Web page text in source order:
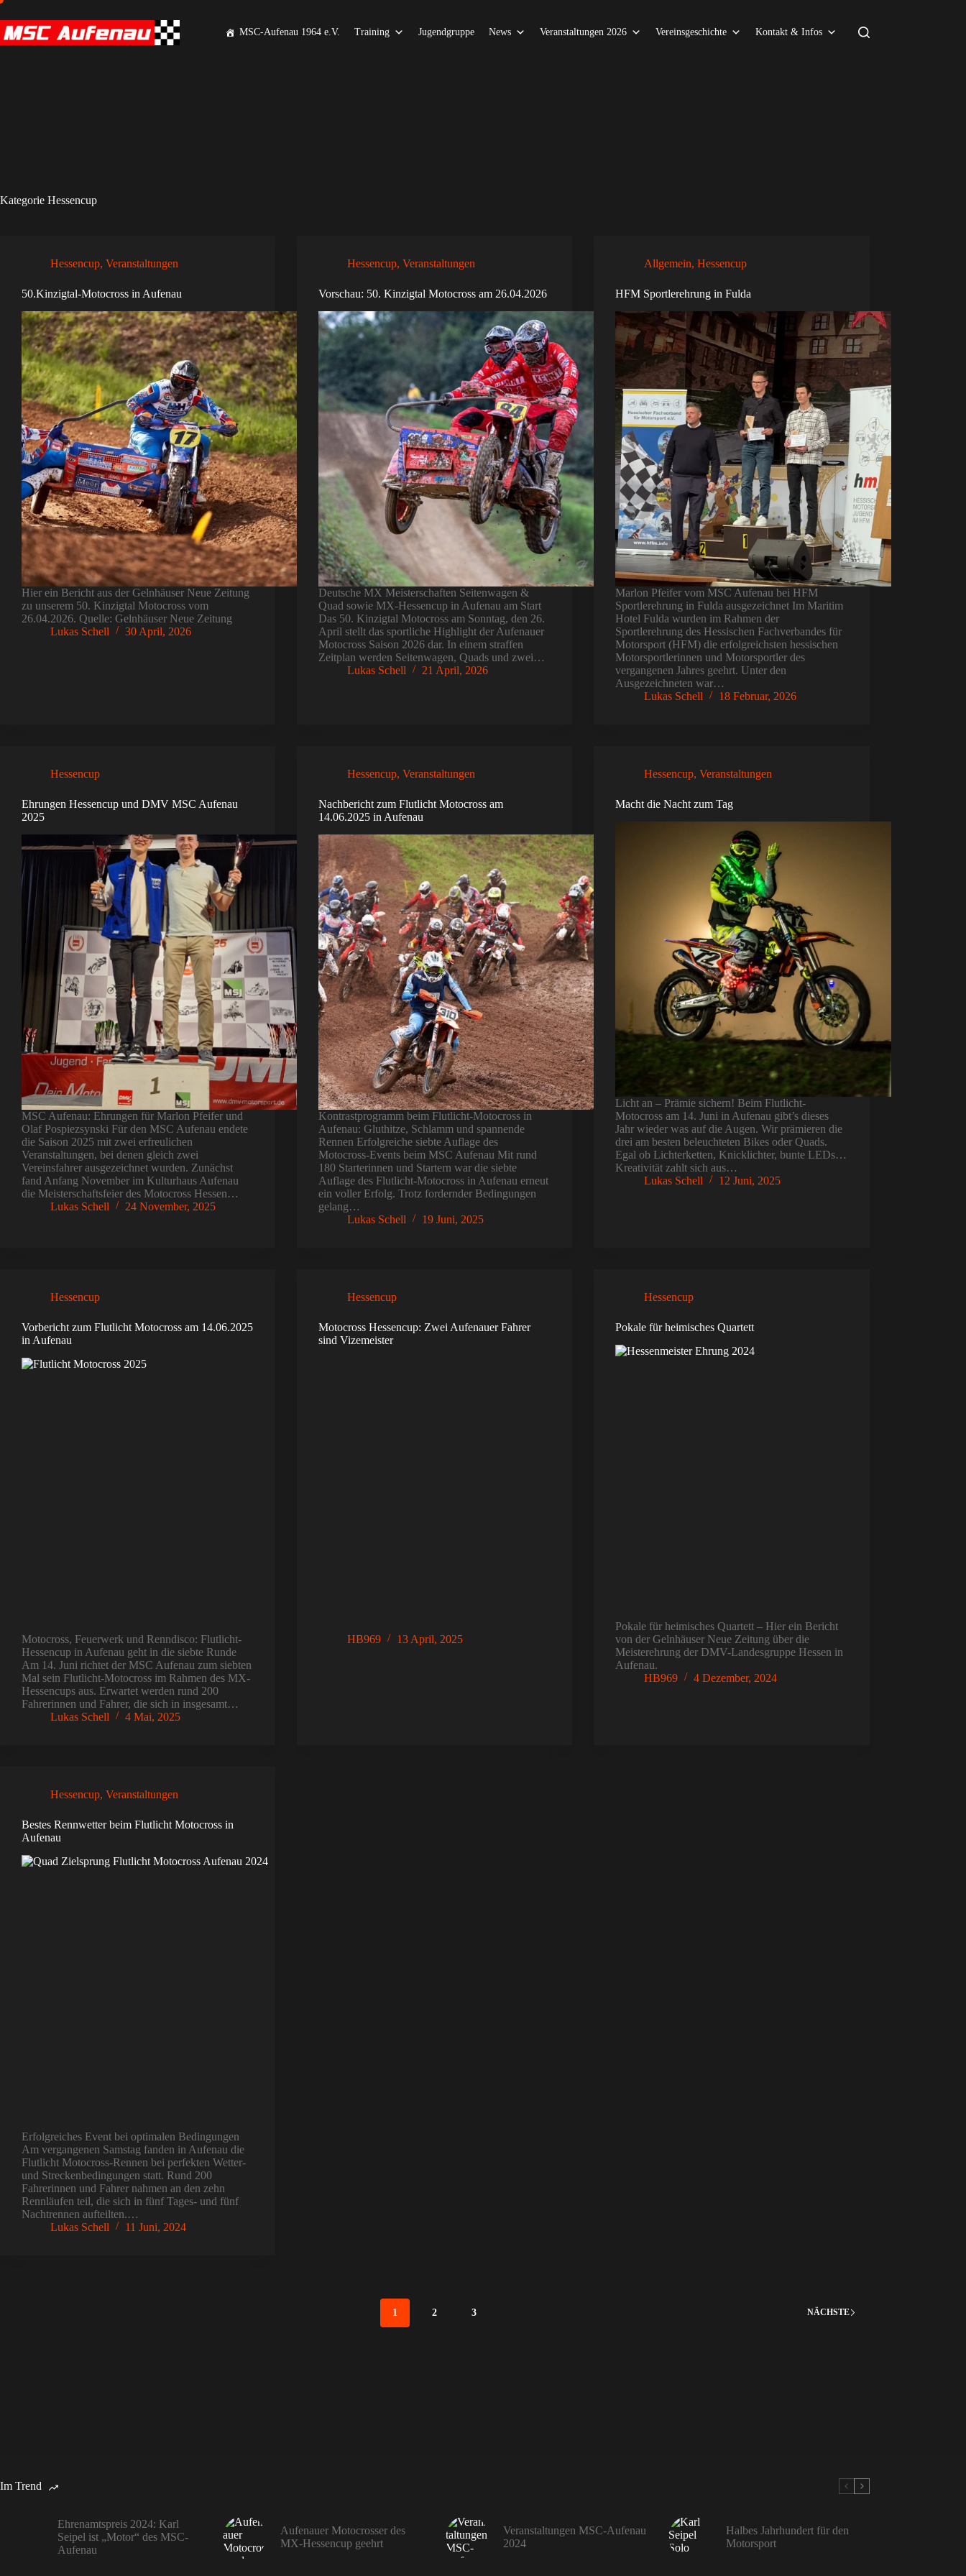
MSC-Aufenau 1964 e.V. Training Jugendgruppe News Veranstaltungen 2026 Vereinsgeschichte Kontakt & Infos
Kategorie Hessencup
Hessencup, Veranstaltungen
50.Kinzigtal-Motocross in Aufenau
Hier ein Bericht aus der Gelnhäuser Neue Zeitung
zu unserem 50. Kinzigtal Motocross vom
26.04.2026. Quelle: Gelnhäuser Neue Zeitung
Lukas Schell
30 April, 2026
Hessencup,Veranstaltungen
Vorschau: 50. Kinzigtal Motocross am 26.04.2026
Deutsche MX Meisterschaften Seitenwagen &
Quad sowie MX-Hessencup in Aufenau am Start
Das 50. Kinzigtal Motocross am Sonntag, den 26.
April stellt das sportliche Highlight der Aufenauer
Motocross Saison 2026 dar. In einem straffen
Zeitplan werden Seitenwagen, Quads und zwei…
Lukas Schell
21 April, 2026
Allgemein,Hessencup
HFM Sportlerehrung in Fulda
Marlon Pfeifer vom MSC Aufenau bei HFM
Sportlerehrung in Fulda ausgezeichnet Im Maritim
Hotel Fulda wurden im Rahmen der
Sportlerehrung des Hessischen Fachverbandes für
Motorsport (HFM) die erfolgreichsten hessischen
Motorsportlerinnen und Motorsportler des
vergangenen Jahres geehrt. Unter den
Ausgezeichneten war…
Lukas Schell
18 Februar, 2026
Hessencup
Ehrungen Hessencup und DMV MSC Aufenau
2025
MSC Aufenau: Ehrungen für Marlon Pfeifer und
Olaf Pospiezsynski Für den MSC Aufenau endete
die Saison 2025 mit zwei erfreulichen
Veranstaltungen, bei denen gleich zwei
Vereinsfahrer ausgezeichnet wurden. Zunächst
fand Anfang November im Kulturhaus Aufenau
die Meisterschaftsfeier des Motocross Hessen…
Lukas Schell
24 November, 2025
Hessencup,Veranstaltungen
Nachbericht zum Flutlicht Motocross am
14.06.2025 in Aufenau
Kontrastprogramm beim Flutlicht-Motocross in
Aufenau: Gluthitze, Schlamm und spannende
Rennen Erfolgreiche siebte Auflage des
Motocross-Events beim MSC Aufenau Mit rund
180 Starterinnen und Startern war die siebte
Auflage des Flutlicht-Motocross in Aufenau erneut
ein voller Erfolg. Trotz fordernder Bedingungen
gelang…
Lukas Schell
19 Juni, 2025
Hessencup,Veranstaltungen
Macht die Nacht zum Tag
Licht an – Prämie sichern! Beim Flutlicht-
Motocross am 14. Juni in Aufenau gibt’s dieses
Jahr wieder was auf die Augen. Wir prämieren die
drei am besten beleuchteten Bikes oder Quads.
Egal ob Lichterketten, Knicklichter, bunte LEDs…
Kreativität zahlt sich aus…
Lukas Schell
12 Juni, 2025
Hessencup
Vorbericht zum Flutlicht Motocross am 14.06.2025
in Aufenau
Motocross, Feuerwerk und Renndisco: Flutlicht-
Hessencup in Aufenau geht in die siebte Runde
Am 14. Juni richtet der MSC Aufenau zum siebten
Mal sein Flutlicht-Motocross im Rahmen des MX-
Hessencups aus. Erwartet werden rund 200
Fahrerinnen und Fahrer, die sich in insgesamt…
Lukas Schell
4 Mai, 2025
Hessencup
Motocross Hessencup: Zwei Aufenauer Fahrer
sind Vizemeister
HB969 13 April, 2025
Hessencup
Pokale für heimisches Quartett
Pokale für heimisches Quartett – Hier ein Bericht
von der Gelnhäuser Neue Zeitung über die
Meisterehrung der DMV-Landesgruppe Hessen in
Aufenau.
HB969
4 Dezember, 2024
Hessencup, Veranstaltungen
Bestes Rennwetter beim Flutlicht Motocross in
Aufenau
Erfolgreiches Event bei optimalen Bedingungen
Am vergangenen Samstag fanden in Aufenau die
Flutlicht Motocross-Rennen bei perfekten Wetter-
und Streckenbedingungen statt. Rund 200
Fahrerinnen und Fahrer nahmen an den zehn
Rennläufen teil, die sich in fünf Tages- und fünf
Nachtrennen aufteilten.…
Lukas Schell
11 Juni, 2024
1 2 3 NÄCHSTE
Im Trend
Ehrenamtspreis 2024: Karl
Seipel ist „Motor“ des MSC-
Aufenau
Aufenauer Motocrosser des
MX-Hessencup geehrt
Veranstaltungen MSC-Aufenau
2024
Halbes Jahrhundert für den
Motorsport